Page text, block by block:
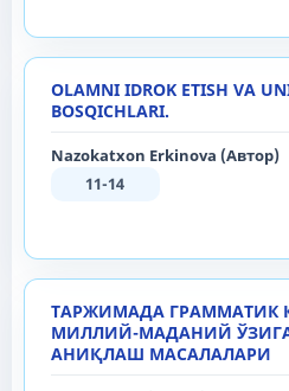
OLAMNI IDROK ETISH VA
BOSQICHLARI.
Nazokatxon Erkinova (Автор)
11-14
ТАРЖИМАДА ГРАММАТИК
МИЛЛИЙ-МАДАНИЙ
АНИҚЛАШ МАСАЛАЛАРИ